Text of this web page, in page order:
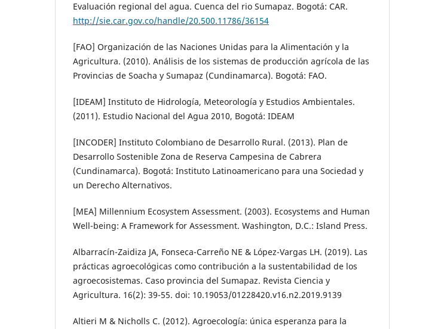
Evaluación regional del agua. Cuenca del rio Sumapaz. Bogotá: CAR.
http://sie.car.gov.co/handle/20.500.11786/36154
[FAO] Organización de las Naciones Unidas para la Alimentación y la
Agricultura. (2010). Análisis de los sistemas de producción agrícola de las
Provincias de Soacha y Sumapaz (Cundinamarca). Bogotá: FAO.
[IDEAM] Instituto de Hidrología, Meteorología y Estudios Ambientales.
(2011). Estudio Nacional del Agua 2010, Bogotá: IDEAM
[INCODER] Instituto Colombiano de Desarrollo Rural. (2013). Plan de
Desarrollo Sostenible Zona de Reserva Campesina de Cabrera
(Cundinamarca). Bogotá: Instituto Latinoamericano para una Sociedad y
un Derecho Alternativos.
[MEA] Millennium Ecosystem Assessment. (2003). Ecosystems and Human
Well-being: A Framework for Assessment. Washington, D.C.: Island Press.
Albarracín-Zaidiza JA, Fonseca-Carreño NE & López-Vargas LH. (2019). Las
prácticas agroecológicas como contribución a la sustentabilidad de los
agroecosistemas. Caso provincia del Sumapaz. Revista Ciencia y
Agricultura. 16(2): 39-55. doi: 10.19053/01228420.v16.n2.2019.9139
Altieri M & Nicholls C. (2012). Agroecología: única esperanza para la